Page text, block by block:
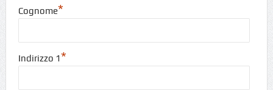
Cognome*
Indirizzo 1*